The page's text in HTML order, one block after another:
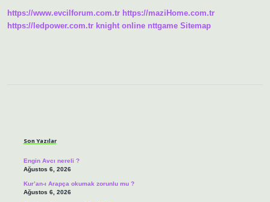
https://www.evcilforum.com.tr https://maziHome.com.tr
https://ledpower.com.tr knight online nttgame Sitemap
Son Yazılar
Engin Avcı nereli ?
Ağustos 6, 2026
Kur’an-ı Arapça okumak zorunlu mu ?
Ağustos 6, 2026